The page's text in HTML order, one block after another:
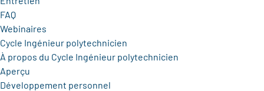
FAQ
Webinaires
Cycle Ingénieur polytechnicien
À propos du Cycle Ingénieur polytechnicien
Aperçu
Développement personnel